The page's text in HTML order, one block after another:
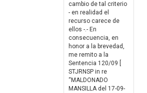
cambio de tal criterio
- en realidad el
recurso carece de
ellos -.- En
consecuencia, en
honor a la brevedad,
me remito a la
Sentencia 120/09 [
STJRNSP in re
“MALDONADO
MANSILLA del 17-09-